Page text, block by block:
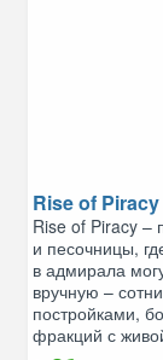
Rise of Piracy
Rise of Piracy –
и песочницы,
в адмирала
вручную –
постройками,
фракций с